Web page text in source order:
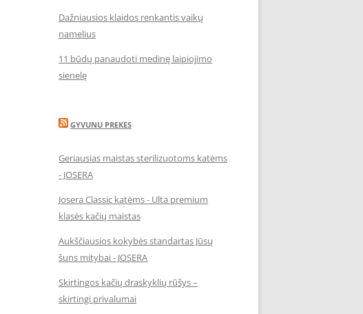
Dažniausios klaidos renkantis vaikų
namelius
11 būdų panaudoti medinę laipiojimo
sienelę
GYVUNU PREKES
Geriausias maistas sterilizuotoms katėms
- JOSERA
Josera Classic katėms - Ulta premium
klasės kačių maistas
Aukščiausios kokybės standartas Jūsų
šuns mitybai - JOSERA
Skirtingos kačių draskyklių rūšys –
skirtingi privalumai